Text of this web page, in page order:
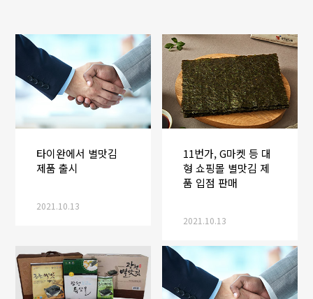
타이완에서 별맛김
제품 출시
2021.10.13
11번가, G마켓 등 대
형 쇼핑몰 별맛김 제
품 입점 판매
2021.10.13